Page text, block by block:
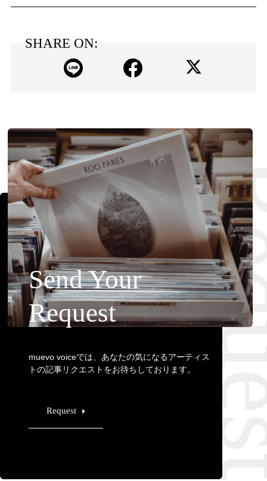
SHARE ON:
Send Your
Request
muevo voiceでは、あなたの気になるアーティス
トの記事リクエストをお待ちしております。
Request